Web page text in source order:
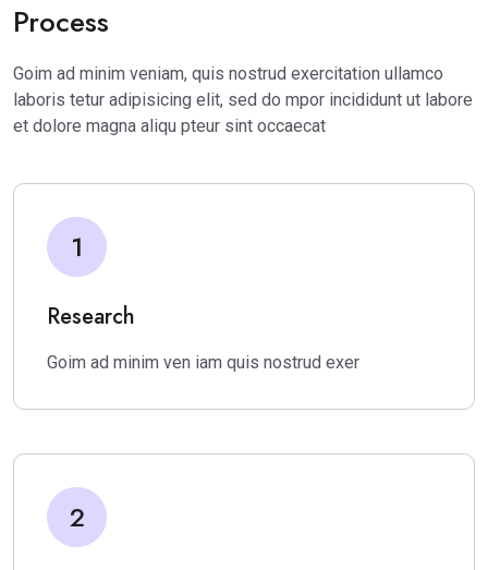
Process
Goim ad minim veniam, quis nostrud exercitation ullamco
laboris tetur adipisicing elit, sed do mpor incididunt ut labore
et dolore magna aliqu pteur sint occaecat
1
Research
Goim ad minim ven iam quis nostrud exer
2